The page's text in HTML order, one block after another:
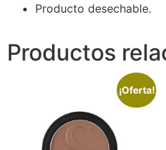
Producto desechable.
Productos
¡Oferta!